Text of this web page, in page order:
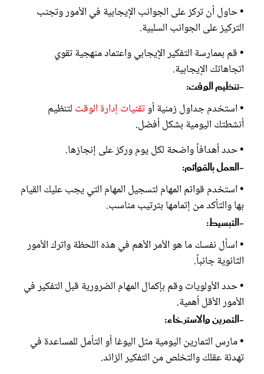
• حاول أن تركز على الجوانب الإيجابية في الأمور وتجنب
التركيز على الجوانب السلبية.
• قم بممارسة التفكير الإيجابي واعتماد منهجية تقوي
اتجاهاتك الإيجابية.
-تنظيم الوقت:
• استخدم جداول زمنية أوتقنيات إدارة الوقت لتنظيم
أنشطتك اليومية بشكل أفضل.
• حدد أهدافاً واضحة لكل يوم وركز على إنجازها.
-العمل بالقوائم:
• استخدم قوائم المهام لتسجيل المهام التي يجب عليك القيام
بها والتأكد من إتمامها بترتيب مناسب.
-التبسيط:
• اسأل نفسك ما هو الأمر الأهم في هذه اللحظة واترك الأمور
الثانوية جانباً.
• حدد الأولويات وقم بإكمال المهام الضرورية قبل التفكير في
الأمور الأقل أهمية.
-التمرين والاسترخاء:
• مارس التمارين اليومية مثل اليوغا أو التأمل للمساعدة في
تهدئة عقلك والتخلص من التفكير الزائد.